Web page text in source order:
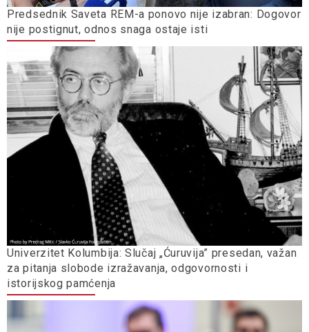
Predsednik Saveta REM-a ponovo nije izabran: Dogovor
nije postignut, odnos snaga ostaje isti
Univerzitet Kolumbija: Slučaj „Ćuruvija” presedan, važan
za pitanja slobode izražavanja, odgovornosti i
istorijskog pamćenja